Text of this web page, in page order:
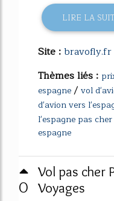
LIRE LA
Site :bravofly.fr
Thèmes liés :
espagne/ vol
d'avion vers
l'espagne pas cher
espagne
0
Vol pas cher
Voyages